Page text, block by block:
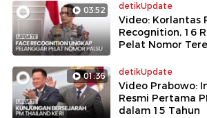
03:52 detikUpdate
Video: Korlantas
Recognition, 16
Pelat Nomor
01:36 detikUpdate
Video Prabowo:
Resmi Pertama
dalam 15 Tahun